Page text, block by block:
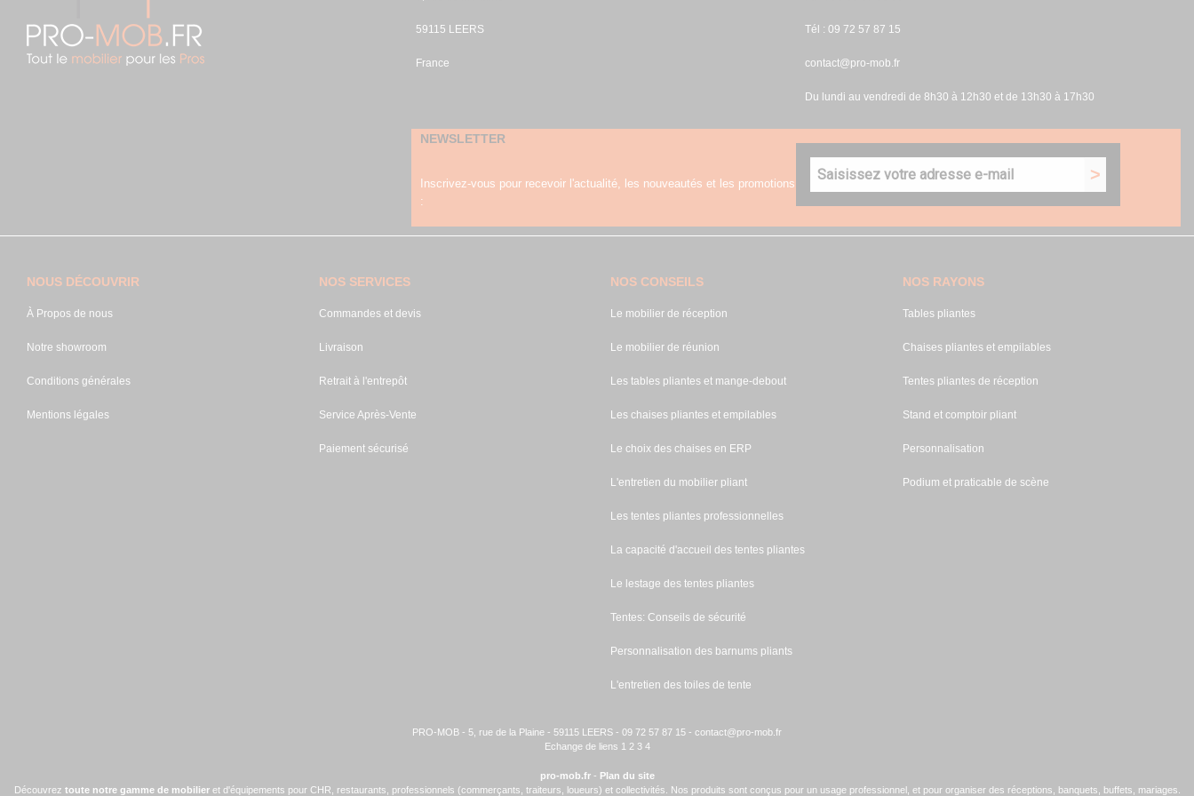
59115 LEERS
France
Tél : 09 72 57 87 15
contact@pro-mob.fr
Du lundi au vendredi de 8h30 à 12h30 et de 13h30 à 17h30
NEWSLETTER
Inscrivez-vous pour recevoir l'actualité, les nouveautés et les promotions
:
NOUS DÉCOUVRIR
À Propos de nous
Notre showroom
Conditions générales
Mentions légales
NOS SERVICES
Commandes et devis
Livraison
Retrait à l'entrepôt
Service Après-Vente
Paiement sécurisé
NOS CONSEILS
Le mobilier de réception
Le mobilier de réunion
Les tables pliantes et mange-debout
Les chaises pliantes et empilables
Le choix des chaises en ERP
L'entretien du mobilier pliant
Les tentes pliantes professionnelles
La capacité d'accueil des tentes pliantes
Le lestage des tentes pliantes
Tentes: Conseils de sécurité
Personnalisation des barnums pliants
L'entretien des toiles de tente
NOS RAYONS
Tables pliantes
Chaises pliantes et empilables
Tentes pliantes de réception
Stand et comptoir pliant
Personnalisation
Podium et praticable de scène
PRO-MOB - 5, rue de la Plaine - 59115 LEERS - 09 72 57 87 15 - contact@pro-mob.fr
Echange de liens 1 2 3 4
pro-mob.fr- Plan du site
Découvrez toute notre gamme de mobilieret d'équipements pour CHR, restaurants, professionnels (commerçants, traiteurs, loueurs) et collectivités. Nos produits sont conçus pour un usage professionnel, et pour organiser des réceptions, banquets, buffets, mariages.